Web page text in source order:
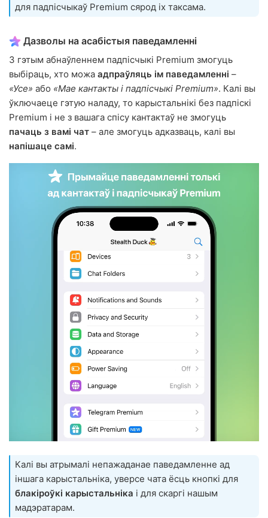
для падпісчыкаў Premium сярод іх таксама.
Дазволы на асабістыя паведамленні
З гэтым абнаўленнем падпісчыкі Premium змогуць
выбіраць, хто можа адпраўляць ім паведамленні –
«Усе» або «Мае кантакты і падпісчыкі Premium». Калі вы
ўключаеце гэтую наладу, то карыстальнікі без падпіскі
Premium і не з вашага спісу кантактаў не змогуць
пачаць з вамі чат – але змогуць адказваць, калі вы
напішаце самі.
Калі вы атрымалі непажаданае паведамленне ад
іншага карыстальніка, уверсе чата ёсць кнопкі для
блакіроўкі карыстальніка і для скаргі нашым
мадэратарам.